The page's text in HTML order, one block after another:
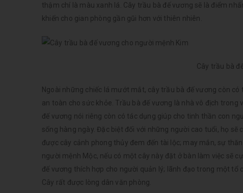
thậm chí là màu xanh lá. Cây trầu bà đế vương sẽ là điểm
khiến cho gian phòng gần gũi hơn với thiên nhiên.
Cây trầu bà
Ngoài những chiếc lá mướt mắt, cây trầu bà đế vương còn
an toàn cho sức khỏe. Trầu bà đế vương là nhà vô địch
đế vương nói riêng còn có tác dụng giúp cho tinh thần con
sống hàng ngày. Đặc biệt đối với những người cao tuổi, họ
được cây cảnh phong thủy đem đến tài lộc; may mắn, sự
người mệnh Mộc, nếu có một cây này đặt ở bàn làm việc sẽ
đế vương thích hợp cho người quản lý; lãnh đạo trong một tổ
Cây rất được lòng dân văn phòng.